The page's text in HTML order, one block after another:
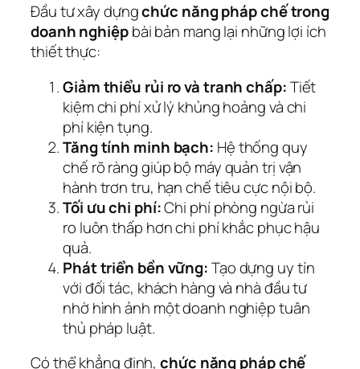
Đầu tư xây dựngchức năng pháp chế trong
doanh nghiệpbài bản mang lại những lợi ích
thiết thực:
Giảm thiểu rủi ro và tranh chấp:Tiết
kiệm chi phí xử lý khủng hoảng và chi
phí kiện tụng.
Tăng tính minh bạch: Hệ thống quy
chế rõ ràng giúp bộ máy quản trị vận
hành trơn tru, hạn chế tiêu cực nội bộ.
Tối ưu chi phí:Chi phí phòng ngừa rủi
ro luôn thấp hơn chi phí khắc phục hậu
quả.
Phát triển bền vững:Tạo dựng uy tín
với đối tác, khách hàng và nhà đầu tư
nhờ hình ảnh một doanh nghiệp tuân
thủ pháp luật.
Có thể khẳng định,chức năng pháp chế